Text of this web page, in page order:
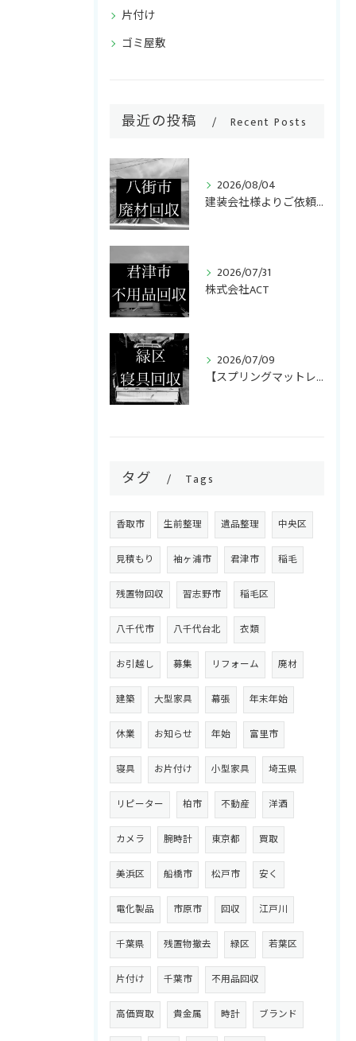
片付け
ゴミ屋敷
最近の投稿 Recent Posts
2026/08/04
建装会社様よりご依頼いただき、キッチンリフォームで発生した廃...
2026/07/31
株式会社ACT
2026/07/09
【スプリングマットレス・折りたたみマットレス回収】
タグ Tags
香取市 生前整理 遺品整理 中央区
見積もり 袖ヶ浦市 君津市 稲毛
残置物回収 習志野市 稲毛区
八千代市 八千代台北 衣類
お引越し 募集 リフォーム 廃材
建築 大型家具 幕張 年末年始
休業 お知らせ 年始 富里市
寝具 お片付け 小型家具 埼玉県
リピーター 柏市 不動産 洋酒
カメラ 腕時計 東京都 買取
美浜区 船橋市 松戸市 安く
電化製品 市原市 回収 江戸川
千葉県 残置物撤去 緑区 若葉区
片付け 千葉市 不用品回収
高価買取 貴金属 時計 ブランド
ご相談・お問い合わせはこちら